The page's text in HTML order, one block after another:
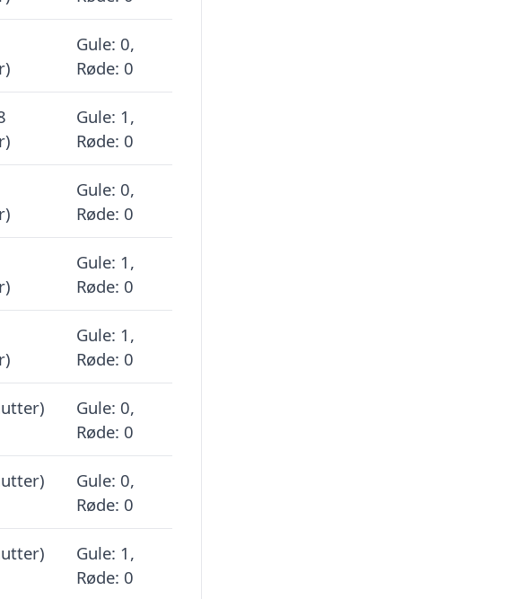
Gule: 0,
Røde: 0
Gule: 1,
Røde: 0
Gule: 0,
Røde: 0
Gule: 1,
Røde: 0
Gule: 1,
Røde: 0
Gule: 0,
Røde: 0
Gule: 0,
Røde: 0
Gule: 1,
Røde: 0